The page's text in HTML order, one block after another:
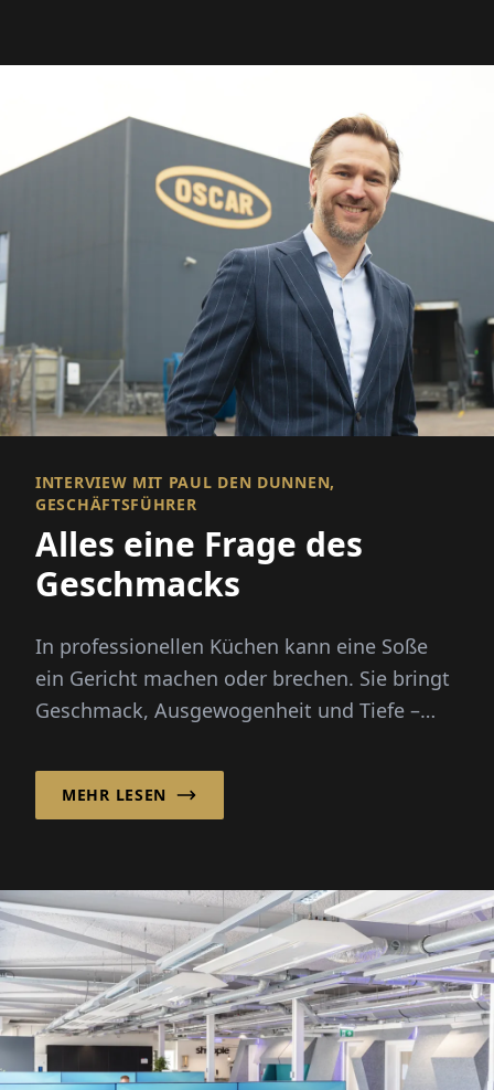
INTERVIEW MIT PAUL DEN DUNNEN,
GESCHÄFTSFÜHRER
Alles eine Frage des
Geschmacks
In professionellen Küchen kann eine Soße
ein Gericht machen oder brechen. Sie bringt
Geschmack, Ausgewogenheit und Tiefe –
Grund auf erfordert Stunden...
MEHR LESEN